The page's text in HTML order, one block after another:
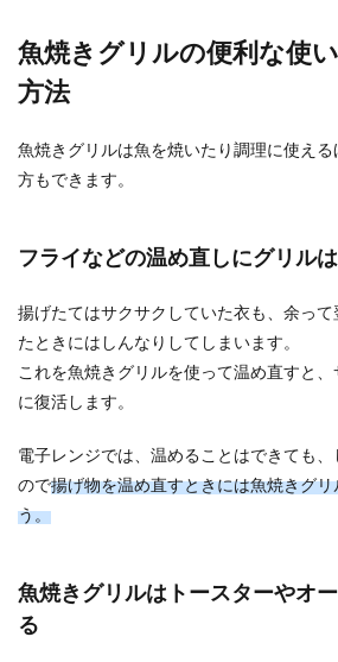
魚焼きグリルの便利な使
方法
魚焼きグリルは魚を焼いたり調理に使え
方もできます。
フライなどの温め直しにグリル
揚げたてはサクサクしていた衣も、余っ
たときにはしんなりしてしまいます。
これを魚焼きグリルを使って温め直すと
に復活します。
電子レンジでは、温めることはできても
ので揚げ物を温め直すときには魚焼きグ
う。
魚焼きグリルはトースターやオ
る